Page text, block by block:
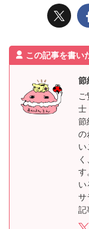
この記事を書い
節
士
節
の
い
す
い
サ
記